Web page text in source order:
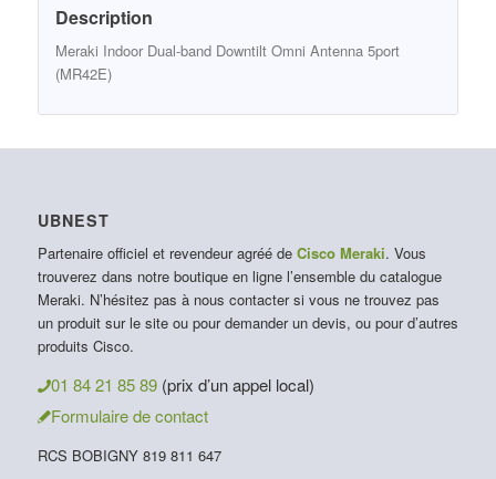
Description
Meraki Indoor Dual-band Downtilt Omni Antenna 5port
(MR42E)
UBNEST
Partenaire officiel et revendeur agréé de Cisco Meraki. Vous
trouverez dans notre boutique en ligne l’ensemble du catalogue
Meraki. N’hésitez pas à nous contacter si vous ne trouvez pas
un produit sur le site ou pour demander un devis, ou pour d’autres
produits Cisco.
01 84 21 85 89 (prix d’un appel local)
Formulaire de contact
RCS BOBIGNY 819 811 647